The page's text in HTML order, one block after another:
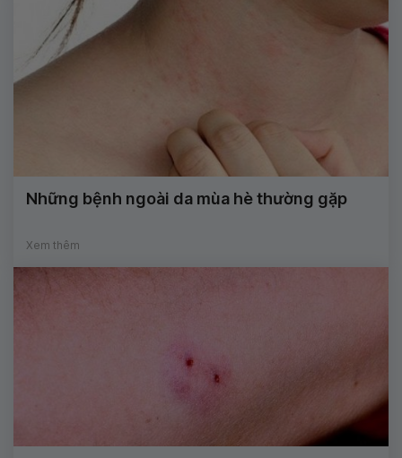
Những bệnh ngoài da mùa hè thường gặp
Xem thêm